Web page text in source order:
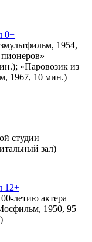
0+
1954,
«Паровозик из
1967, 10 мин.)
студии
зал)
12+
летию актера
1950, 95